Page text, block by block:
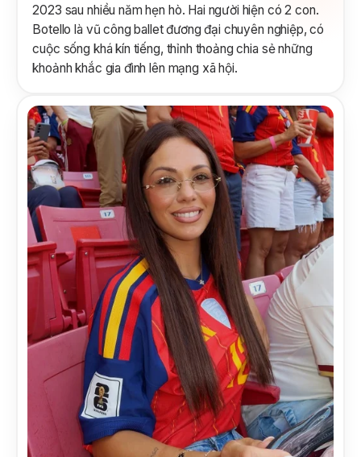
2023 sau nhiều năm hẹn hò. Hai người hiện có 2 con.
Botello là vũ công ballet đương đại chuyên nghiệp, có
cuộc sống khá kín tiếng, thỉnh thoảng chia sẻ những
khoảnh khắc gia đình lên mạng xã hội.